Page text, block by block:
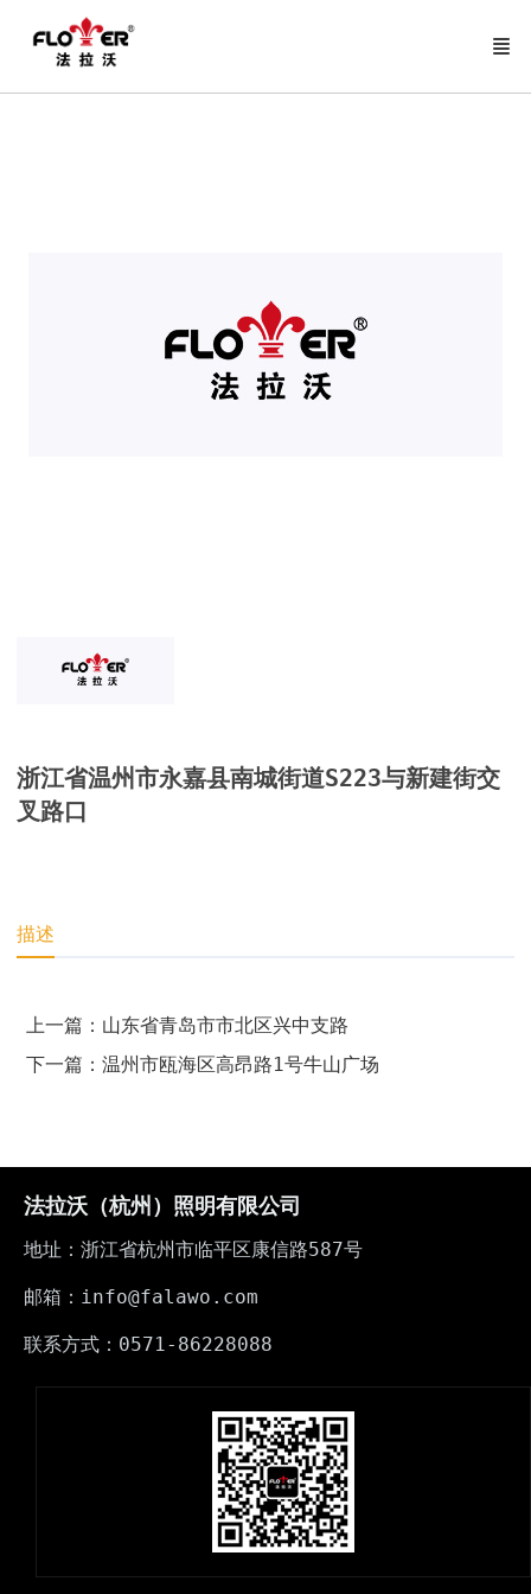
浙江省温州市永嘉县南城街道S223与新建街交
叉路口
描述
上一篇：山东省青岛市市北区兴中支路
下一篇：温州市瓯海区高昂路1号牛山广场
法拉沃（杭州）照明有限公司
地址：浙江省杭州市临平区康信路587号
邮箱：info@falawo.com
联系方式：0571-86228088